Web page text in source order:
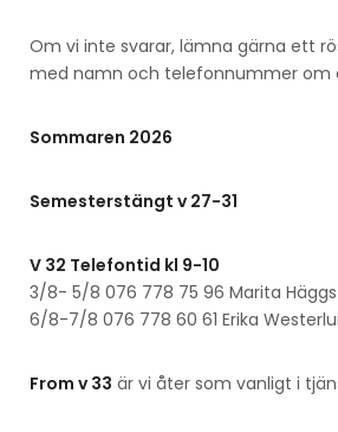
Om vi inte svarar, lämna gärna ett
med namn och telefonnummer om
Sommaren 2026
Semesterstängt v 27-31
V 32 Telefontid kl 9-10
3/8- 5/8 076 778 75 96 Marita
6/8-7/8 076 778 60 61 Erika
From v 33 är vi åter som vanligt i